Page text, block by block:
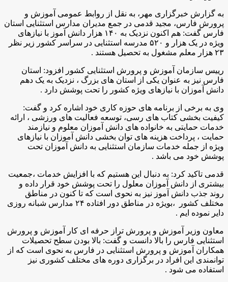
به گزارش خبرگزاری مهر، به نقل از روابط عمومی آموزش و
پرورش فارس، مجید قدمی در جمع مدیران مدارس استثنایی استان
فارس گفت: هم اکنون نزدیک به ۱۴۰ هزار دانش آموز با نیازهای
ویژه در یک هزار و ۵۲۰ مدرسه استثنایی در سراسر کشور زیر نظر
۲۳ هزار معلم مشغول به تحصیل هستند
.
رییس سازمان آموزش و پرورش استثنایی کشور افزود: استان
فارس نیز به عنوان یکی از استان های بزرگ ، نزدیک به یک دهم
دانش آموزان با نیازهای ویژه کشور را تحت پوشش دارد .
وی به برخی از برنامه های حوزه کاری خود اشاره کرد و گفت:
کیفیت بخشی کتاب های رسی، توسعه فعالیت های ورزشی ، ارائه
خدمات حمایتی به خانواده های دانش آموزان معلوم و نیازمند
حمایت ، پرداخت هزینه های توان بخشی دانش آموزان با نیازهای
ویژه از جمله خدمات سازمان استثنایی به دانش آموزان تحت
پوشش خود می باشد .
قدمی تاکید کرد: به دنبال این هستیم که با افزایش خدمات ،جمعیت
بیشتری از دانش آموزان معلول را تحت پوشش خود قرار داده و
روند جذب دانش آموز نیز به نحوی است که تا کنون در مناطق
مختلف کشور ،بویژه در مناطق دور افتاده ۲۴ مدارس شبانه روزی
دایر نموده ایم .
معاون وزیر آموزش و پرورش تراز حرفه ای کار آموزش و پرورش
استثنایی فارس را بالا دانست و گفت: بالا بودن سطح تحصیلات
همکاران آموزش و پرورش استثنایی در فارس به نحوی است که از
توانمندی این افراد در برگزاری دوره های مختلف کشوری نیز
استفاده می شود .